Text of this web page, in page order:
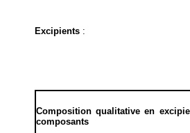
Excipients :
Composition qualitative en
composants